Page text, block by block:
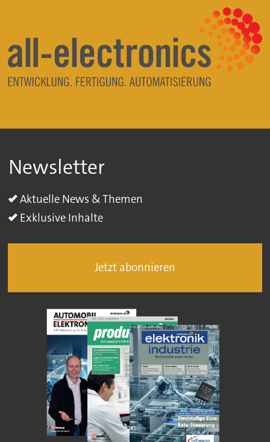
Newsletter
Aktuelle News & Themen
Exklusive Inhalte
Jetzt abonnieren